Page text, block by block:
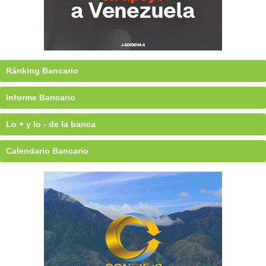
Ránking Bancario
Informe Bancario
Lo + y lo - de la banca
Calendario Bancario